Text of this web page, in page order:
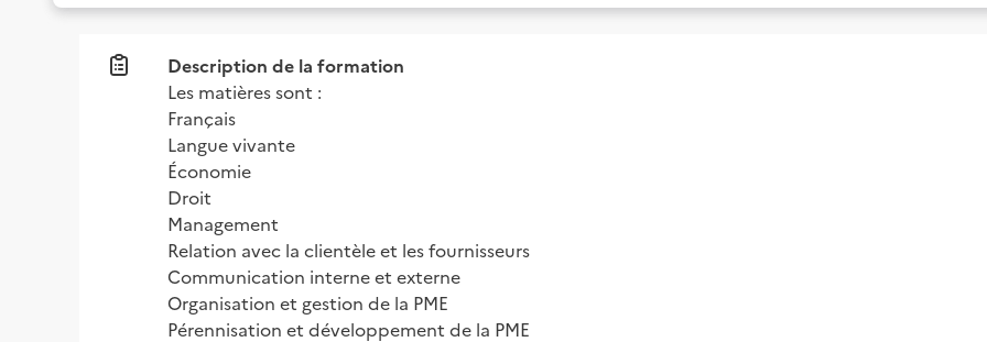
Description de la formation
Les matières sont :
Français
Langue vivante
Économie
Droit
Management
Relation avec la clientèle et les fournisseurs
Communication interne et externe
Organisation et gestion de la PME
Pérennisation et développement de la PME